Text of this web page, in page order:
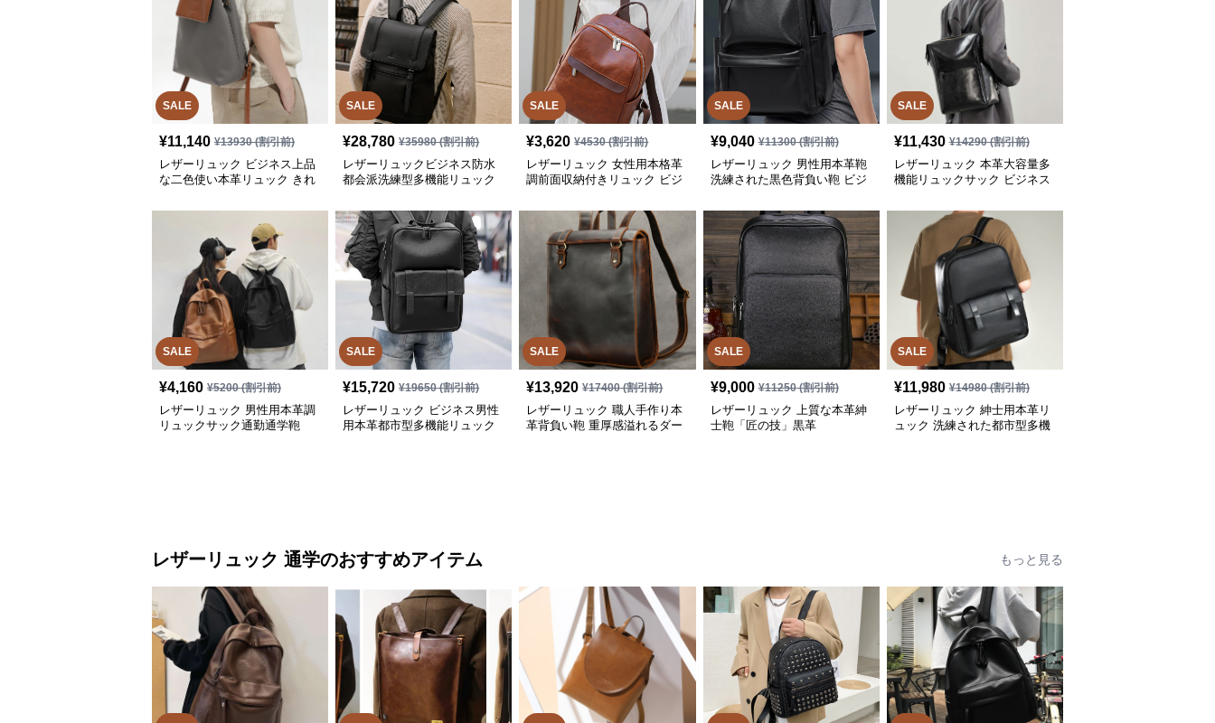
SALE
¥11,140 ¥13930(割引前)
レザーリュック ビジネス上品
な二色使い本革リュック きれ
SALE
¥28,780 ¥35980(割引前)
レザーリュックビジネス防水
都会派洗練型多機能リュック
SALE
¥3,620 ¥4530(割引前)
レザーリュック 女性用本格革
調前面収納付きリュック ビジ
SALE
¥9,040 ¥11300(割引前)
レザーリュック 男性用本革鞄
洗練された黒色背負い鞄 ビジ
SALE
¥11,430 ¥14290(割引前)
レザーリュック 本革大容量多
機能リュックサック ビジネス
SALE
¥4,160 ¥5200(割引前)
レザーリュック 男性用本革調
リュックサック通勤通学鞄
SALE
¥15,720 ¥19650(割引前)
レザーリュック ビジネス男性
用本革都市型多機能リュック
SALE
¥13,920 ¥17400(割引前)
レザーリュック 職人手作り本
革背負い鞄 重厚感溢れるダー
SALE
¥9,000 ¥11250(割引前)
レザーリュック 上質な本革紳
士鞄「匠の技」黒革
SALE
¥11,980 ¥14980(割引前)
レザーリュック 紳士用本革リ
ュック 洗練された都市型多機
レザーリュック 通学のおすすめアイテム もっと見る